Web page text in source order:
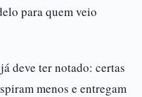
para quem veio
deve ter notado: certas
menos e entregam